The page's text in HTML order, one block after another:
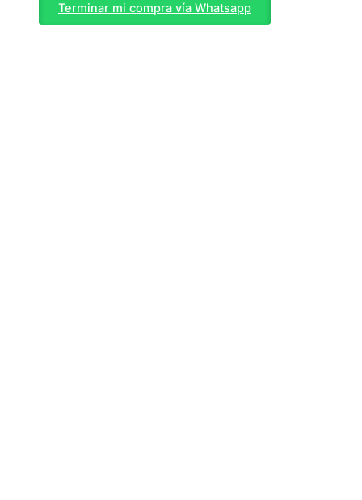
Terminar mi compra vía Whatsapp